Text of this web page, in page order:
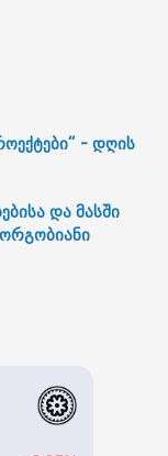
- დღის
და მასში